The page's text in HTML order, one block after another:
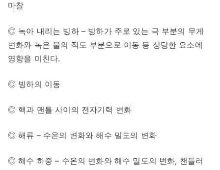
마찰
◎ 녹아 내리는 빙하 – 빙하가 주로 있는 극 부분의 무게
변화와 녹은 물의 적도 부분으로 이동 등 상당한 요소에
영향을 미친다.
◎ 빙하의 이동
◎ 핵과 맨틀 사이의 전자기력 변화
◎ 해류 – 수온의 변화와 해수 밀도의 변화
◎ 해수 하중 – 수온의 변화와 해수 밀도의 변화, 챈들러